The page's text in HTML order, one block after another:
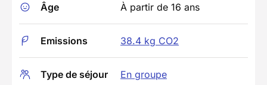
Âge À partir de 16 ans
Emissions 38.4 kg CO2
Type de séjour En groupe